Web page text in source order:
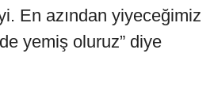
En azından yiyeceğimiz
yemiş oluruz” diye